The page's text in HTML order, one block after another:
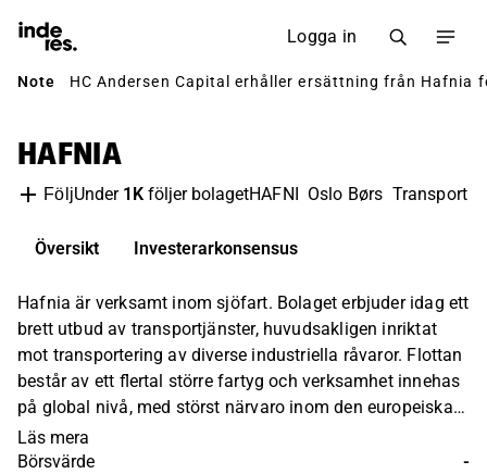
Logga in
Note HC Andersen Capital erhåller ersättning från
HAFNIA
FöljUnder 1K följer bolagetHAFNI Oslo Børs Transport
Översikt Investerarkonsensus
Hafnia är verksamt inom sjöfart. Bolaget erbjuder idag ett
brett utbud av transportjänster, huvudsakligen inriktat
mot transportering av diverse industriella råvaror. Flottan
består av ett flertal större fartyg och verksamhet innehas
på global nivå, med störst närvaro inom den europeiska -
samt asiatiska marknaden. Kunderna är små- och
medelstora industriella företag. Hafnias huvudkontor
Läs mera
Börsvärde
-